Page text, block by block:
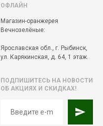
ОФЛАЙН
Магазин-оранжерея
Вечнозелёные:
Ярославская обл., г. Рыбинск,
ул. Карякинская, д. 64, 1 этаж.
ПОДПИШИТЕСЬ НА НОВОСТИ
ОБ АКЦИЯХ И СКИДКАХ!